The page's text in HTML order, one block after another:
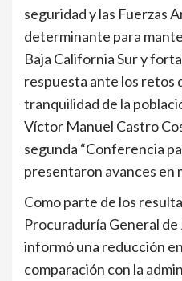
seguridad y las Fuerzas
determinante para
Baja California Sur y
respuesta ante los retos
tranquilidad de la
Víctor Manuel Castro
segunda “Conferencia
presentaron avances en
Como parte de los
Procuraduría General
informó una reducción
comparación con la